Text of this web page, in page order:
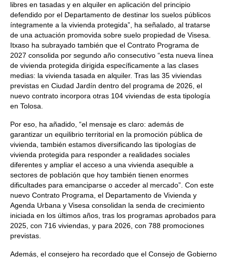
libres en tasadas y en alquiler en aplicación del principio
defendido por el Departamento de destinar los suelos públicos
íntegramente a la vivienda protegida”, ha señalado, al tratarse
de una actuación promovida sobre suelo propiedad de Visesa.
Itxaso ha subrayado también que el Contrato Programa de
2027 consolida por segundo año consecutivo “esta nueva línea
de vivienda protegida dirigida específicamente a las clases
medias: la vivienda tasada en alquiler. Tras las 35 viviendas
previstas en Ciudad Jardín dentro del programa de 2026, el
nuevo contrato incorpora otras 104 viviendas de esta tipología
en Tolosa.
Por eso, ha añadido, “el mensaje es claro: además de
garantizar un equilibrio territorial en la promoción pública de
vivienda, también estamos diversificando las tipologías de
vivienda protegida para responder a realidades sociales
diferentes y ampliar el acceso a una vivienda asequible a
sectores de población que hoy también tienen enormes
dificultades para emanciparse o acceder al mercado”. Con este
nuevo Contrato Programa, el Departamento de Vivienda y
Agenda Urbana y Visesa consolidan la senda de crecimiento
iniciada en los últimos años, tras los programas aprobados para
2025, con 716 viviendas, y para 2026, con 788 promociones
previstas.
Además, el consejero ha recordado que el Consejo de Gobierno